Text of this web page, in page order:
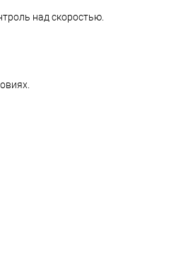
над скоростью.